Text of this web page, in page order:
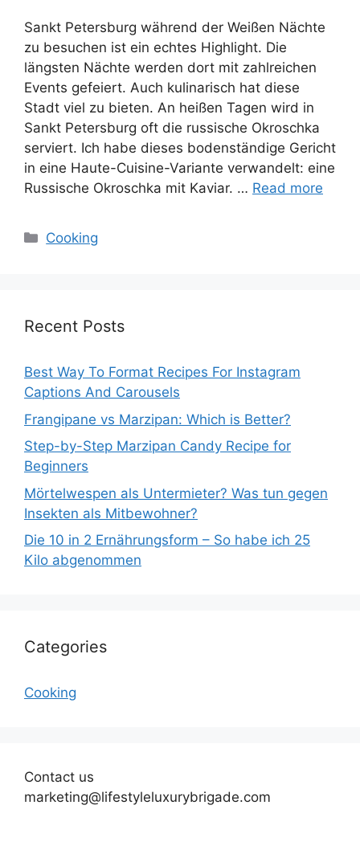
Sankt Petersburg während der Weißen Nächte
zu besuchen ist ein echtes Highlight. Die
längsten Nächte werden dort mit zahlreichen
Events gefeiert. Auch kulinarisch hat diese
Stadt viel zu bieten. An heißen Tagen wird in
Sankt Petersburg oft die russische Okroschka
serviert. Ich habe dieses bodenständige Gericht
in eine Haute-Cuisine-Variante verwandelt: eine
Russische Okroschka mit Kaviar. … Read more
Categories
Cooking
Recent Posts
Best Way To Format Recipes For Instagram
Captions And Carousels
Frangipane vs Marzipan: Which is Better?
Step-by-Step Marzipan Candy Recipe for
Beginners
Mörtelwespen als Untermieter? Was tun gegen
Insekten als Mitbewohner?
Die 10 in 2 Ernährungsform – So habe ich 25
Kilo abgenommen
Categories
Cooking
Contact us
marketing@lifestyleluxurybrigade.com